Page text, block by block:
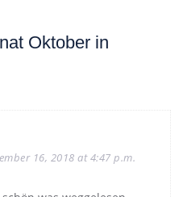
Oktober in
16, 2018 at 4:47 p.m.